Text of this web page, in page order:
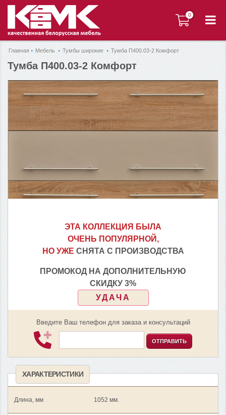
0
0
Главная Мебель Тумбы широкие Тумба П400.03-2 Комфорт
Тумба П400.03-2 Комфорт
ЭТА КОЛЛЕКЦИЯ БЫЛА
ОЧЕНЬ ПОПУЛЯРНОЙ,
НО УЖЕ СНЯТА С ПРОИЗВОДСТВА
ПРОМОКОД НА ДОПОЛНИТЕЛЬНУЮ
СКИДКУ 3%
УДАЧА
Введите Ваш телефон для заказа и консультаций
ОТПРАВИТЬ
ХАРАКТЕРИСТИКИ
Длина, мм 1052 мм.